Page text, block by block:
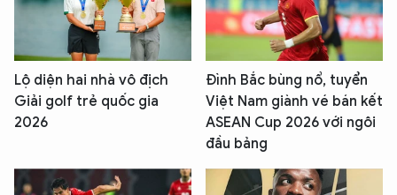
Lộ diện hai nhà vô địch
Giải golf trẻ quốc gia
2026
Đình Bắc bùng nổ, tuyển
Việt Nam giành vé bán kết
ASEAN Cup 2026 với ngôi
đầu bảng